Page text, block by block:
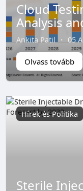
Cloud
Analysis
Ankita Patil · 05
Olvass tovább
Hírek és Politika
Sterile